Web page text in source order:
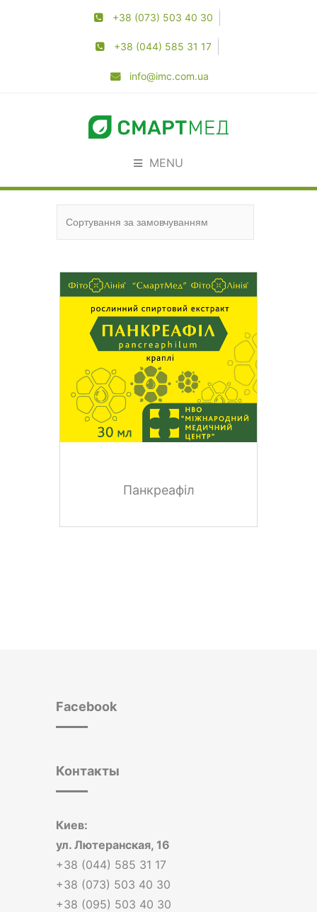
+38 (073) 503 40 30
+38 (044) 585 31 17
info@imc.com.ua
MENU
Панкреафіл
Facebook
Контакты
Киев:
ул. Лютеранская, 16
+38 (044) 585 31 17
+38 (073) 503 40 30
+38 (095) 503 40 30